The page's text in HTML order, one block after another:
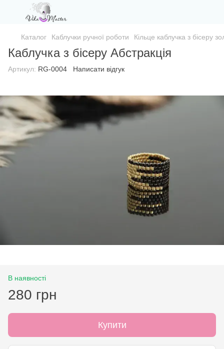
Каталог Каблучки ручної роботи Кільце каблучка з бісеру
Каблучка з бісеру Абстракція
Артикул: RG-0004 Написати відгук
В наявності
280 грн
Купити